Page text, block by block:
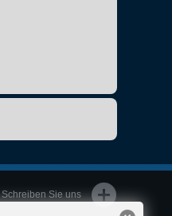
Schreiben Sie uns